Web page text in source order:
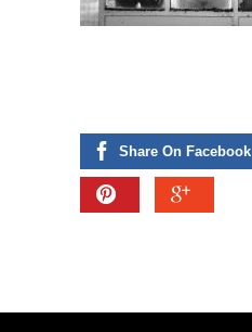
Share On Facebook